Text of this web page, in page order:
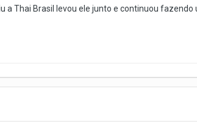
a Thai Brasil levou ele junto e continuou